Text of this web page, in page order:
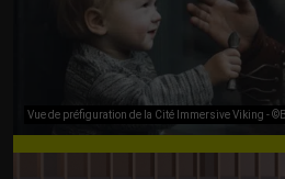
Vue de préfiguration de la Cité Immersive Viking -